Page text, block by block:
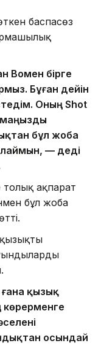
баспасөз
Вомен бірге
Бұған дейін
Оның Shot
маңызды
бұл жоба
— деді
толық ақпарат
бұл жоба
қызық
көрерменге
осындай